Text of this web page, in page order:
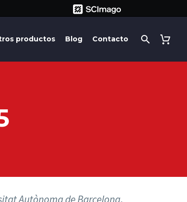
productos Blog Contacto
Autònoma de Barcelona.